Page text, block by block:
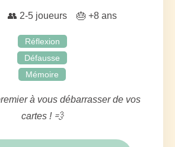
👥 2-5 joueurs 🎂 +8 ans
Réflexion
Défausse
Mémoire
à vous débarrasser de vos
cartes ! 💨